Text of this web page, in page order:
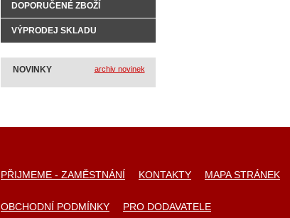
DOPORUČENÉ ZBOŽÍ
VÝPRODEJ SKLADU
NOVINKY archiv novinek
PŘIJMEME - ZAMĚSTNÁNÍ KONTAKTY MAPA STRÁNEK
OBCHODNÍ PODMÍNKY PRO DODAVATELE